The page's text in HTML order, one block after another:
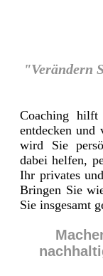
"Verändern
Coaching hilft
entdecken und
wird Sie
dabei helfen,
Ihr privates
Bringen Sie
Sie insgesamt